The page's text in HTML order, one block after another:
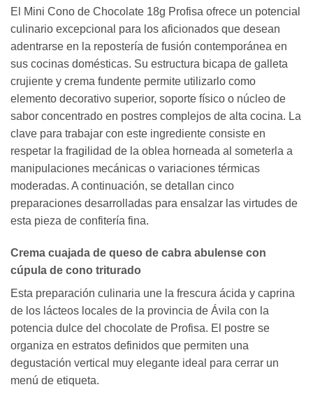
El Mini Cono de Chocolate 18g Profisa ofrece un potencial
culinario excepcional para los aficionados que desean
adentrarse en la repostería de fusión contemporánea en
sus cocinas domésticas. Su estructura bicapa de galleta
crujiente y crema fundente permite utilizarlo como
elemento decorativo superior, soporte físico o núcleo de
sabor concentrado en postres complejos de alta cocina. La
clave para trabajar con este ingrediente consiste en
respetar la fragilidad de la oblea horneada al someterla a
manipulaciones mecánicas o variaciones térmicas
moderadas. A continuación, se detallan cinco
preparaciones desarrolladas para ensalzar las virtudes de
esta pieza de confitería fina.
Crema cuajada de queso de cabra abulense con
cúpula de cono triturado
Esta preparación culinaria une la frescura ácida y caprina
de los lácteos locales de la provincia de Ávila con la
potencia dulce del chocolate de Profisa. El postre se
organiza en estratos definidos que permiten una
degustación vertical muy elegante ideal para cerrar un
menú de etiqueta.